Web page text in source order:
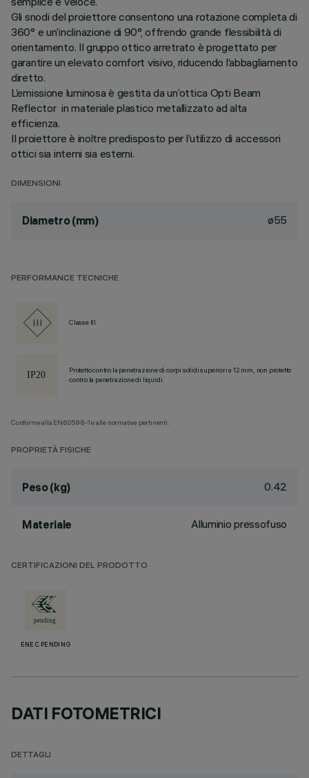
Gli snodi del proiettore consentono una rotazione completa di
360° e un’inclinazione di 90°, offrendo grande flessibilità di
orientamento. Il gruppo ottico arretrato è progettato per
garantire un elevato comfort visivo, riducendo l’abbagliamento
diretto.
L’emissione luminosa è gestita da un’ottica Opti Beam
Reflector in materiale plastico metallizzato ad alta
efficienza.
Il proiettore è inoltre predisposto per l’utilizzo di accessori
ottici sia interni sia esterni.
DIMENSIONI
Diametro (mm) ø55
PERFORMANCE TECNICHE
Classe III
Protetto contro la penetrazione di corpi solidi superiori a 12 mm, non protetto
contro la penetrazione di liquidi.
Conforme alla EN60598-1 e alle normative pertinenti.
PROPRIETÀ FISICHE
Peso (kg) 0.42
Materiale Alluminio pressofuso
CERTIFICAZIONI DEL PRODOTTO
ENEC PENDING
DATI FOTOMETRICI
DETTAGLI